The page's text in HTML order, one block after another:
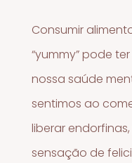
Consumir
“yummy” pode
nossa saúde
sentimos ao
liberar
sensação de